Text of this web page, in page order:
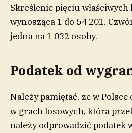
Skreślenie pięciu właściwych
wynosząca 1 do 54 201.
jedna na 1 032 osoby.
Podatek od
Należy pamiętać, że w
w grach losowych, która
należy odprowadzić podatek